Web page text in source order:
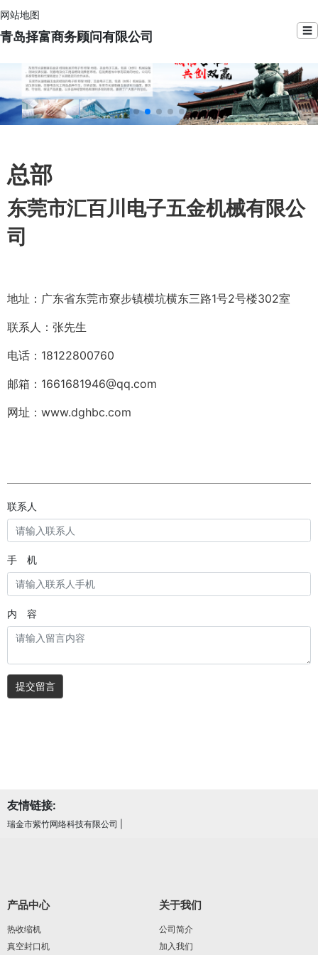
网站地图
青岛择富商务顾问有限公司 ☰
总部
东莞市汇百川电子五金机械有限公
司
地址：广东省东莞市寮步镇横坑横东三路1号2号楼302室
联系人：张先生
电话：18122800760
邮箱：1661681946@qq.com
网址：www.dghbc.com
联系人
手 机
内 容
提交留言
友情链接:
瑞金市紫竹网络科技有限公司
产品中心
热收缩机
真空封口机
关于我们
公司简介
加入我们